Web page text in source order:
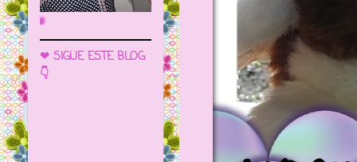
🌼 LA CUEVA DE LAS MUÑECAS
❤ SIGUE ESTE BLOG
👇